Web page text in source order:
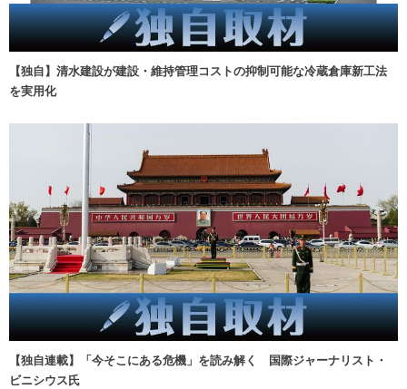
【独自】清水建設が建設・維持管理コストの抑制可能な冷蔵倉庫新工法
を実用化
【独自連載】「今そこにある危機」を読み解く 国際ジャーナリスト・
ビニシウス氏